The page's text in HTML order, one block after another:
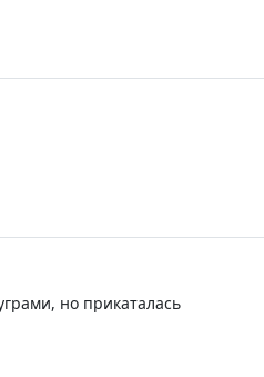
Продавцу спасибо, извиняюсь
но прикаталась